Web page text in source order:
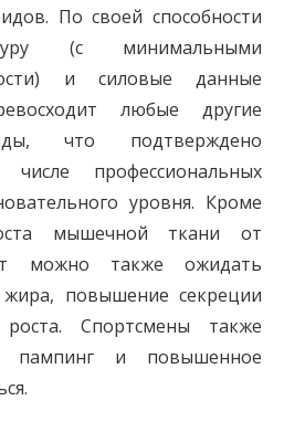
По своей способности
(с минимальными
и силовые данные
любые другие
что подтверждено
профессиональных
уровня. Кроме
мышечной ткани от
можно также ожидать
жира, повышение секреции
Спортсмены также
пампинг и повышенное